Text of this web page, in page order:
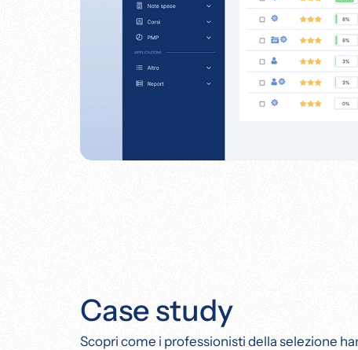
Case study
Scopri come i professionisti della selezione